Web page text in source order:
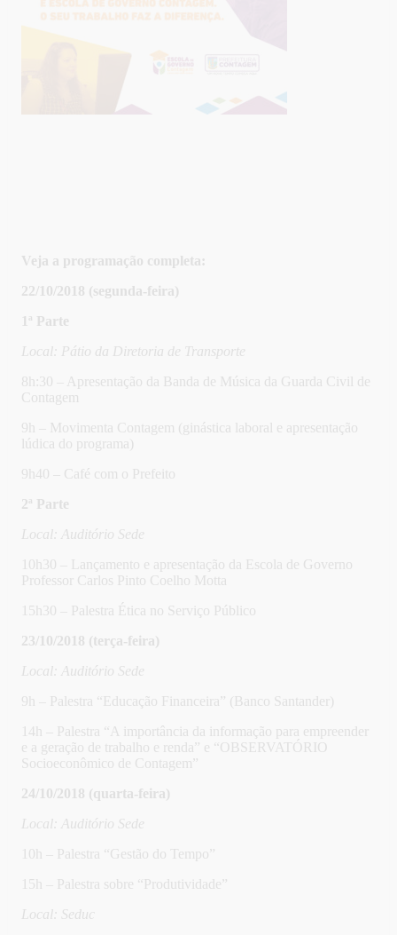
Veja a programação completa:
22/10/2018 (segunda-feira)
1ª Parte
Local: Pátio da Diretoria de Transporte
8h:30 – Apresentação da Banda de Música da Guarda Civil de
Contagem
9h – Movimenta Contagem (ginástica laboral e apresentação
lúdica do programa)
9h40 – Café com o Prefeito
2ª Parte
Local: Auditório Sede
10h30 – Lançamento e apresentação da Escola de Governo
Professor Carlos Pinto Coelho Motta
15h30 – Palestra Ética no Serviço Público
23/10/2018 (terça-feira)
Local: Auditório Sede
9h – Palestra “Educação Financeira” (Banco Santander)
14h – Palestra “A importância da informação para empreender
e a geração de trabalho e renda” e “OBSERVATÓRIO
Socioeconômico de Contagem”
24/10/2018 (quarta-feira)
Local: Auditório Sede
10h – Palestra “Gestão do Tempo”
15h – Palestra sobre “Produtividade”
Local: Seduc